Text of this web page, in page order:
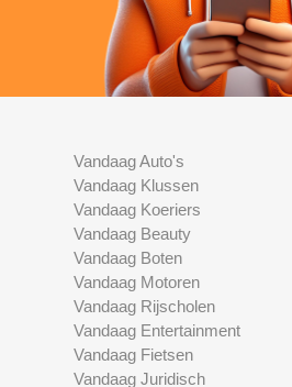
Vandaag Auto's
Vandaag Klussen
Vandaag Koeriers
Vandaag Beauty
Vandaag Boten
Vandaag Motoren
Vandaag Rijscholen
Vandaag Entertainment
Vandaag Fietsen
Vandaag Juridisch